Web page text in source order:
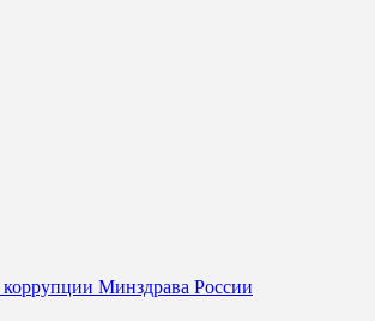
коррупции Минздрава России